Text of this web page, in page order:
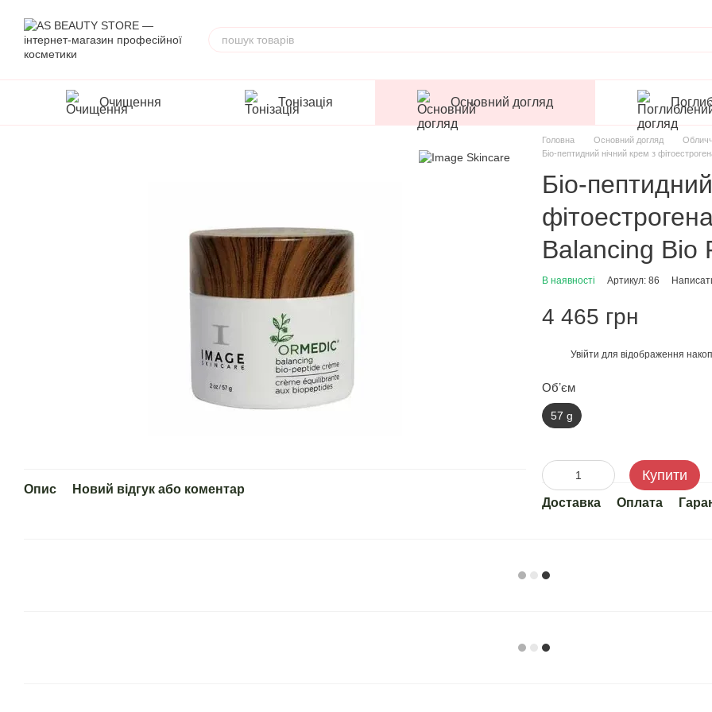
Очищення Тонізація Основний догляд
Опис Новий відгук або коментар
Головна Основний догляд
Біо-пептидний нічний крем з
Біо-
Balancing Bio
В наявності Артикул: 86
4 465 грн
Увійти для відображення
Обʼєм
57 g
Купити
Доставка Оплата